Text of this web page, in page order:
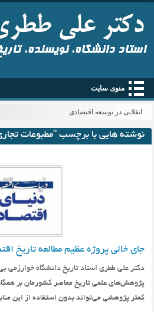
استاد دانشگاه، نویسنده،
منوی سایت
انقلابی در توسعه اقتصادی
نوشته هایی با برچسب "مطبوعات
جای خالی پروژه عظیم مطالعه تاریخ
دکتر علی ططری استاد تاریخ دانشگاه خوارزمی
پژوهش‌های علمی تاریخ معاصر کشورمان بر
کمتر پژوهشی می‌تواند بدون استفاده از این